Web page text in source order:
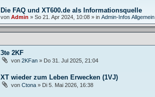
Die FAQ und XT600.de als Informationsquelle
von Admin » So 21. Apr 2024, 10:08 » in Admin-Infos Allgemein
3te 2KF
von 2KFan » Do 31. Jul 2025, 21:04
XT wieder zum Leben Erwecken (1VJ)
von Ctona » Di 5. Mai 2026, 16:38